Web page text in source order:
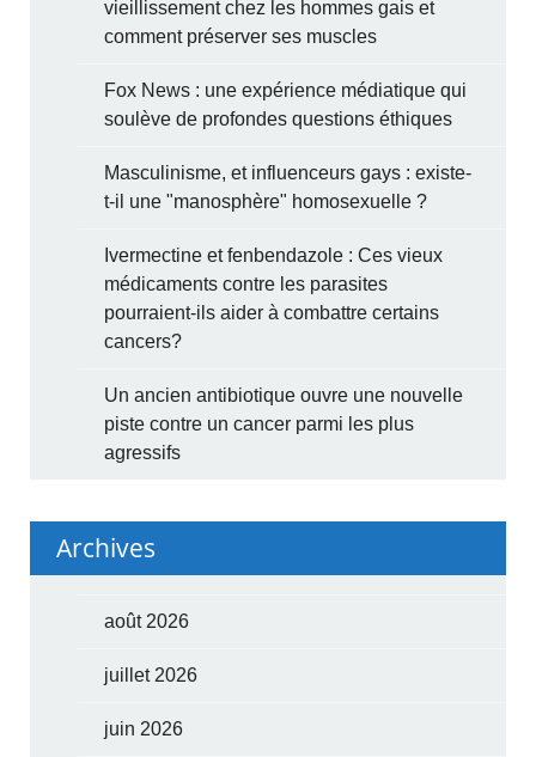
vieillissement chez les hommes gais et
comment préserver ses muscles
Fox News : une expérience médiatique qui
soulève de profondes questions éthiques
Masculinisme, et influenceurs gays : existe-
t-il une "manosphère" homosexuelle ?
Ivermectine et fenbendazole : Ces vieux
médicaments contre les parasites
pourraient-ils aider à combattre certains
cancers?
Un ancien antibiotique ouvre une nouvelle
piste contre un cancer parmi les plus
agressifs
Archives
août 2026
juillet 2026
juin 2026